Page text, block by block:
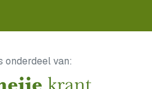
onderdeel van: